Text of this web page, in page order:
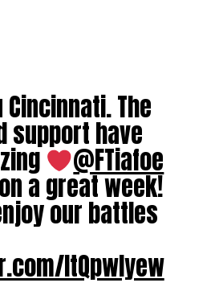
Cincinnati. The
support have
@FTiafoe
a great week!
our battles
ItQpwlyew